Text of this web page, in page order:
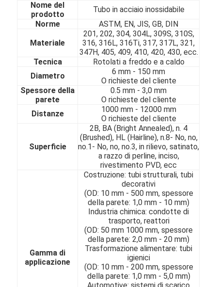
Prodotti
Nome del
prodotto
Tubo in acciaio inossidabile
Norme
ASTM, EN, JIS, GB, DIN
Materiale
201, 202, 304, 304L, 309S, 310S,
316, 316L, 316Ti, 317, 317L, 321,
347H, 405, 409, 410, 420, 430, ecc.
Tecnica
Rotolati a freddo e a caldo
Diametro
6 mm - 150 mm
O richieste del cliente
Spessore della
parete
0.5 mm - 3,0 mm
O richieste del cliente
Distanze
1000 mm - 12000 mm
O richieste del cliente
Superficie
2B, BA (Bright Annealed), n. 4
(Brushed), HL (Hairline), n.8- No, no,
no.1- No, no, no.3, in rilievo, satinato,
a razzo di perline, inciso,
rivestimento PVD, ecc
Gamma di
applicazione
Costruzione: tubi strutturali, tubi
decorativi
(OD: 10 mm - 500 mm, spessore
della parete: 1,0 mm - 10 mm)
Industria chimica: condotte di
trasporto, reattori
(OD: 50 mm 1000 mm, spessore
della parete: 2,0 mm - 20 mm)
Trasformazione alimentare: tubi
igienici
(OD: 10 mm - 200 mm, spessore
della parete: 1,0 mm - 5,0 mm)